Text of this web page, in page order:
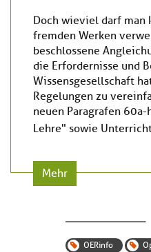
Doch wieviel darf man
fremden Werken
beschlossene
die Erfordernisse und
Wissensgesellschaft
Regelungen zu
neuen Paragrafen
Lehre" sowie
Mehr
OERinfo